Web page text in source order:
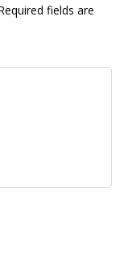
fields are